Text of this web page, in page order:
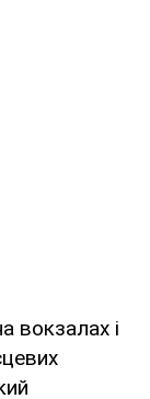
вокзалах і